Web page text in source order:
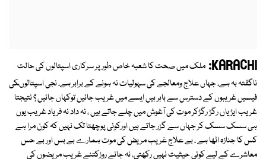
KARACHI: ملک میں صحت کا شعبہ خاص طور پر سرکاری اسپتالوں کی حالت
ناگفتہ بہ ہے، جہاں علاج ومعالجے کی سہولیات نہ ہونے کے برابر ہے، نجی اسپتالوںکی
فیسیں غریبوں کے دسترس سے باہر ہیں ایسے میں غریب جائیں توکہاں جائیں ؟ نتیجتا
غریب ایڑیاں رگڑ رگڑکر موت کی آغوش میں چلے جاتے ہیں ، نہ داد نہ فریاد غریب یوں
ہی سسک سسک کر جہاں سے گزر جاتے ہیں اورکوئی پوچھتا تک نہیں کہ کون مرا ہے
کس کا جنازہ اٹھا ہے ، بے علاج غریب مریض کی موت ہمارے بے بس اور بے حس
معاشرے کے لیے کوئی حیثیت نہیں رکھتی، نہ جانے روزکتنے غریب مریضوں کی